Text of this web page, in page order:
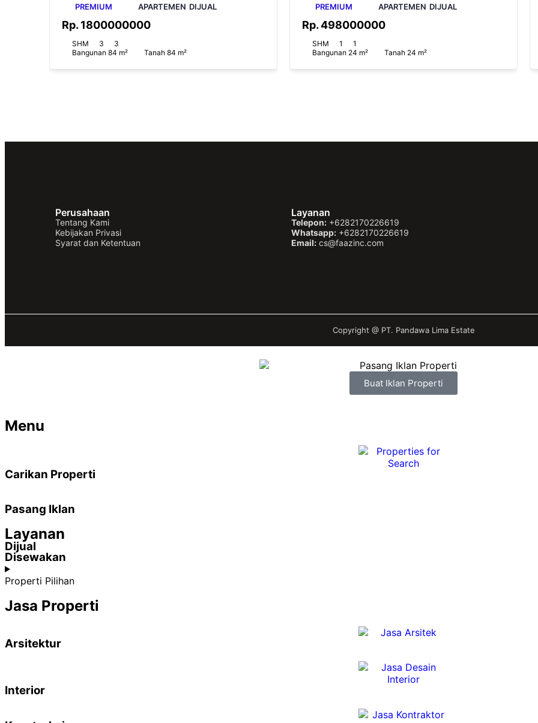
PREMIUM
APARTEMEN DIJUAL
Rp. 1800000000
SHM 3
3
Bangunan 84 m²
Tanah 84 m²
PREMIUM
APARTEMEN DIJUAL
Rp.498000000
SHM 1
1
Bangunan 24 m²
Tanah 24 m²
Perusahaan
Tentang Kami
Kebijakan Privasi
Syarat dan Ketentuan
Layanan
Telepon:+6282170226619
Whatsapp:+6282170226619
Email:cs@faazinc.com
Copyright @ PT. Pandawa Lima Estate
Buat Iklan Properti
Menu
Carikan Properti
Pasang Iklan
Layanan
Dijual
Disewakan
Properti Pilihan
Jasa Properti
Arsitektur
Interior